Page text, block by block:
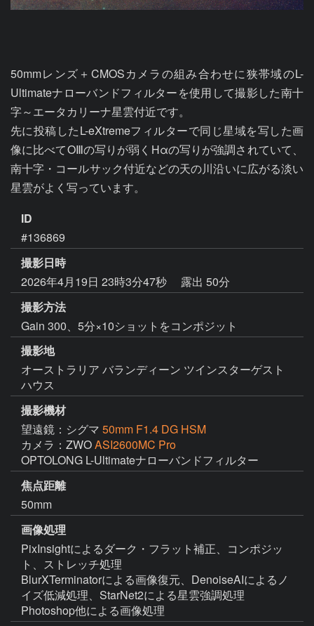
50mmレンズ＋CMOSカメラの組み合わせに狭帯域のL-
Ultimateナローバンドフィルターを使用して撮影した南十
字～エータカリーナ星雲付近です。
先に投稿したL-eXtremeフィルターで同じ星域を写した画
像に比べてOⅢの写りが弱くHαの写りが強調されていて、
南十字・コールサック付近などの天の川沿いに広がる淡い
星雲がよく写っています。
ID
#136869
撮影日時
2026年4月19日 23時3分47秒
露出 50分
撮影方法
Gain 300、5分×10ショットをコンポジット
撮影地
オーストラリア バランディーン ツインスターゲスト
ハウス
撮影機材
望遠鏡：シグマ 50mm F1.4 DG HSM
カメラ：ZWOASI2600MC Pro
OPTOLONG L-Ultimateナローバンドフィルター
焦点距離
50mm
画像処理
PixInsightによるダーク・フラット補正、コンポジッ
ト、ストレッチ処理
BlurXTerminatorによる画像復元、DenoiseAIによるノ
イズ低減処理、StarNet2による星雲強調処理
Photoshop他による画像処理